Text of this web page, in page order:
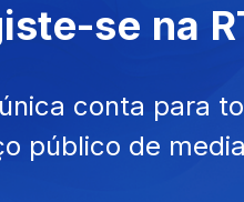
Play
se na
conta para
público de media